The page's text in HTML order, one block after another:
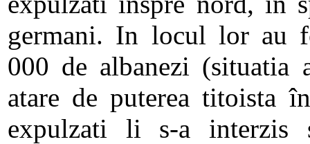
germani. In locul lor au
000 de albanezi (situatia
atare de puterea titoista
expulzati li s-a interzis